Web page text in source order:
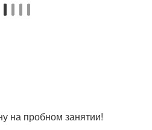
на пробном занятии!